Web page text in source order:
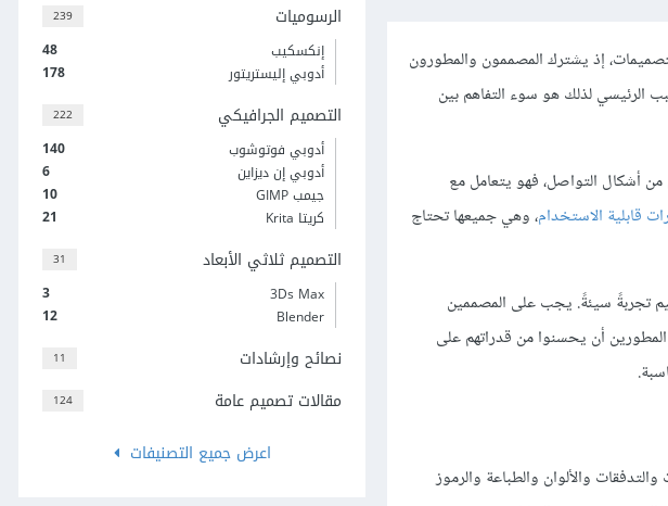
إذ يشترك المصممون والمطورون
الرئيسي لذلك هو سوء التفاهم بين
أشكال التواصل، فهو يتعامل مع
قابلية الاستخدام، وهي جميعها تحتاج
تجربةً سيئةً. يجب على المصممين
أن يحسنوا من قدراتهم على
والألوان والطباعة والرموز
239 الرسوميات
48
إنكسكيب
178
أدوبي إليستريتور
222 التصميم الجرافيكي
140
أدوبي فوتوشوب
6
أدوبي إن ديزاين
10
جيمب GIMP
21
كريتا Krita
31 التصميم ثلاثي الأبعاد
3
3Ds Max
12
Blender
11 نصائح وإرشادات
124
مقالات تصميم عامة
اعرض جميع التصنيفات